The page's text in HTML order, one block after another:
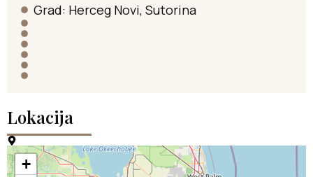
Grad: Herceg Novi, Sutorina
Lokacija
+